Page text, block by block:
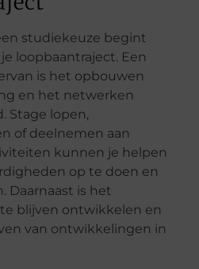
studiekeuze begint
loopbaantraject. Een
is het opbouwen
en het netwerken
Stage lopen,
of deelnemen aan
kunnen je helpen
op te doen en
Daarnaast is het
blijven ontwikkelen en
van ontwikkelingen in